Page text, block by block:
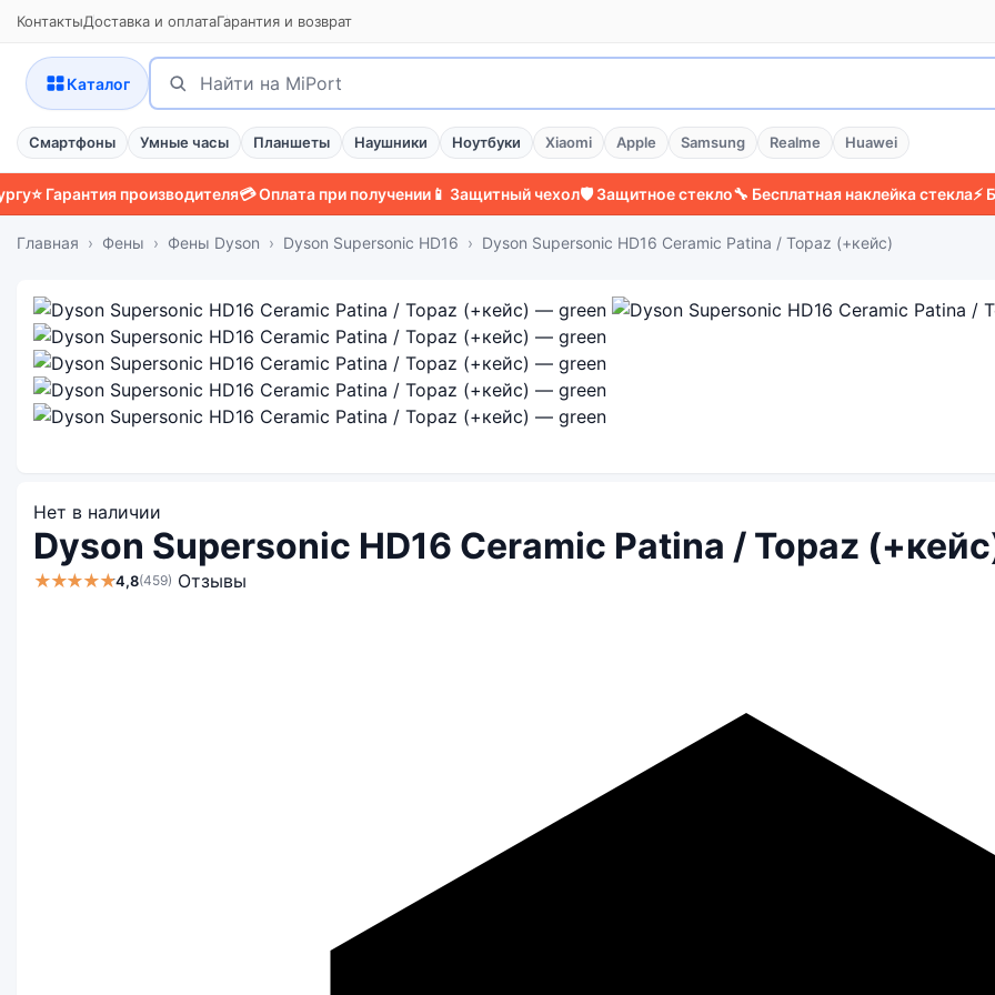
КонтактыДоставка и оплатаГарантия и возврат
Каталог
Поиск
Найти
Смартфоны Умные часы Планшеты Наушники Ноутбуки Xiaomi Apple Samsung Realme Huawei
производителя💳 Оплата при получении📱 Защитный чехол🛡️ Защитное стекло🔧 Бесплатная наклейка стекла⚡ Более
Главная Фены Фены Dyson Dyson Supersonic HD16 Dyson Supersonic HD16 Ceramic Patina / Topaz (+кейс)
Нет в наличии
Dyson Supersonic HD16 Ceramic Patina / Topaz
★★★★★4,8(459) Отзывы